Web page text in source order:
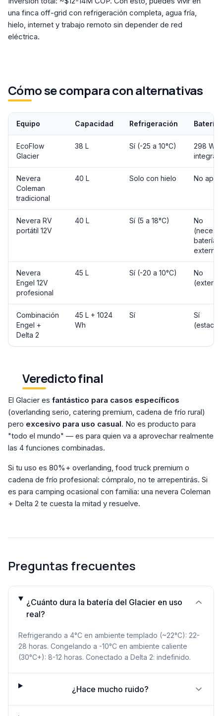
una finca off-grid con refrigeración completa, agua fría,
hielo, internet y trabajo remoto sin depender de red
eléctrica.
Cómo se compara con alternativas
Equipo Capacidad Refrigeración Batería
EcoFlow
Glacier
38 L Sí (-25 a 10°C)
298 Wh
Nevera
Coleman
tradicional
40 L Solo con hielo No
Nevera RV
portátil 12V
40 L Sí (5 a 18°C)
No
batería
externa)
Nevera
Engel 12V
profesional
45 L Sí (-20 a 10°C)
No
Combinación
Engel +
Delta 2
45 L + 1024
Wh
Sí
Sí
Veredicto final
El Glacier es fantástico para casos específicos
(overlanding serio, catering premium, cadena de frío rural)
pero excesivo para uso casual. No es producto para
"todo el mundo" — es para quien va a aprovechar realmente
las 4 funciones combinadas.
Si tu uso es 80%+ overlanding, food truck premium o
cadena de frío profesional: cómpralo, no te arrepentirás. Si
es para camping ocasional con familia: una nevera Coleman
+ Delta 2 te cuesta la mitad y resuelve.
Preguntas frecuentes
¿Cuánto dura la batería del Glacier en uso
real?
Refrigerando a 4°C en ambiente templado (~22°C): 22-
28 horas. Congelando a -10°C en ambiente caliente
(30°C+): 8-12 horas. Conectado a Delta 2: indefinido.
¿Hace mucho ruido?